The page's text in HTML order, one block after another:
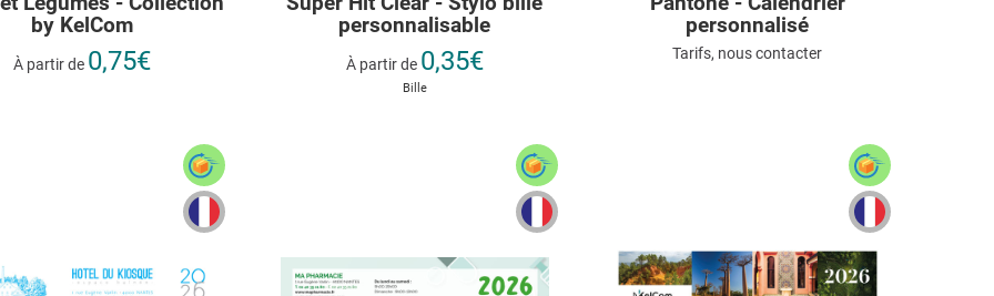
by KelCom
À partir de 0,75€
personnalisable
À partir de 0,35€
Bille
personnalisé
Tarifs, nous contacter